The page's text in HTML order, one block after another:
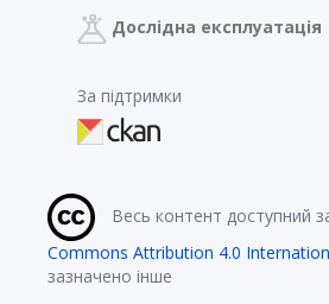
Дослідна експлуатація
За підтримки
Весь контент доступний
Commons Attribution 4.0
зазначено інше